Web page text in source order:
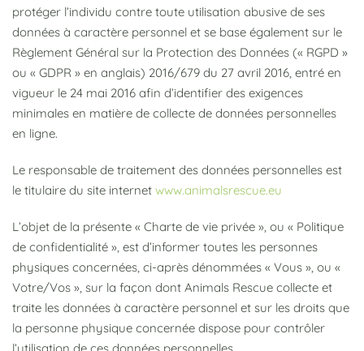
protéger l’individu contre toute utilisation abusive de ses
données à caractère personnel et se base également sur le
Règlement Général sur la Protection des Données (« RGPD »
ou « GDPR » en anglais) 2016/679 du 27 avril 2016, entré en
vigueur le 24 mai 2016 afin d’identifier des exigences
minimales en matière de collecte de données personnelles
en ligne.
Le responsable de traitement des données personnelles est
le titulaire du site internet www.animalsrescue.eu
L’objet de la présente « Charte de vie privée », ou « Politique
de confidentialité », est d’informer toutes les personnes
physiques concernées, ci-après dénommées « Vous », ou «
Votre/Vos », sur la façon dont Animals Rescue collecte et
traite les données à caractère personnel et sur les droits que
la personne physique concernée dispose pour contrôler